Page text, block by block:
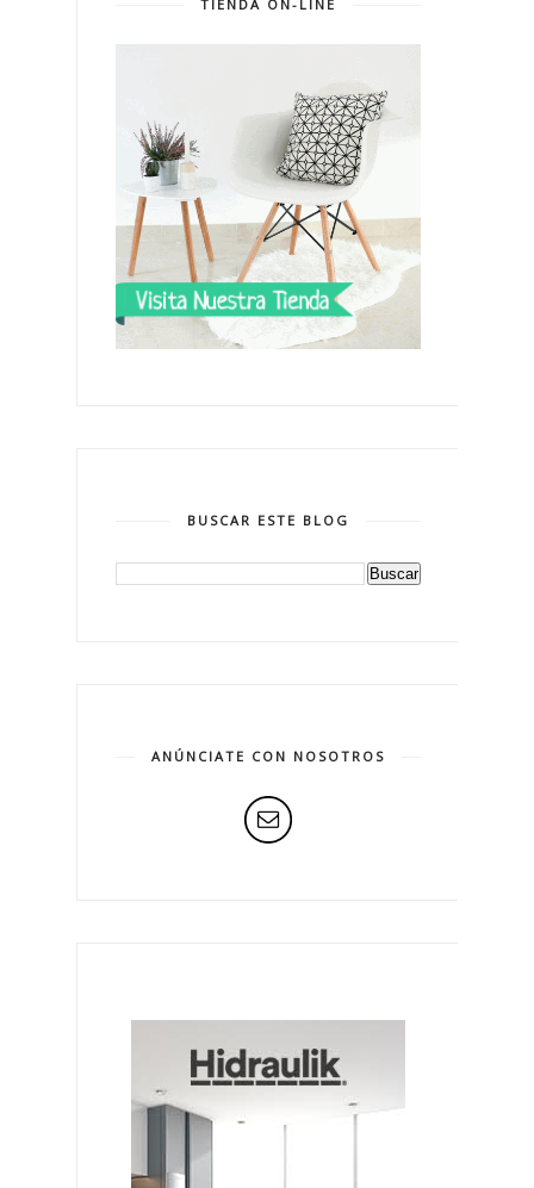
TIENDA ON-LINE
BUSCAR ESTE BLOG
ANÚNCIATE CON NOSOTROS